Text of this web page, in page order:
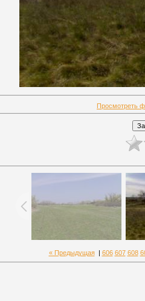
Просмотреть
« Предыдущая| 606 607 608